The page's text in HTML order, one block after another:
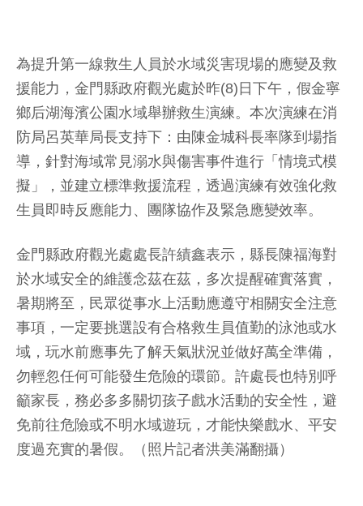
為提升第一線救生人員於水域災害現場的應變及救
援能力，金門縣政府觀光處於昨(8)日下午，假金寧
鄉后湖海濱公園水域舉辦救生演練。本次演練在消
防局呂英華局長支持下：由陳金城科長率隊到場指
導，針對海域常見溺水與傷害事件進行「情境式模
擬」，並建立標準救援流程，透過演練有效強化救
生員即時反應能力、團隊協作及緊急應變效率。
金門縣政府觀光處處長許績鑫表示，縣長陳福海對
於水域安全的維護念茲在茲，多次提醒確實落實，
暑期將至，民眾從事水上活動應遵守相關安全注意
事項，一定要挑選設有合格救生員值勤的泳池或水
域，玩水前應事先了解天氣狀況並做好萬全準備，
勿輕忽任何可能發生危險的環節。許處長也特別呼
籲家長，務必多多關切孩子戲水活動的安全性，避
免前往危險或不明水域遊玩，才能快樂戲水、平安
度過充實的暑假。（照片記者洪美滿翻攝）